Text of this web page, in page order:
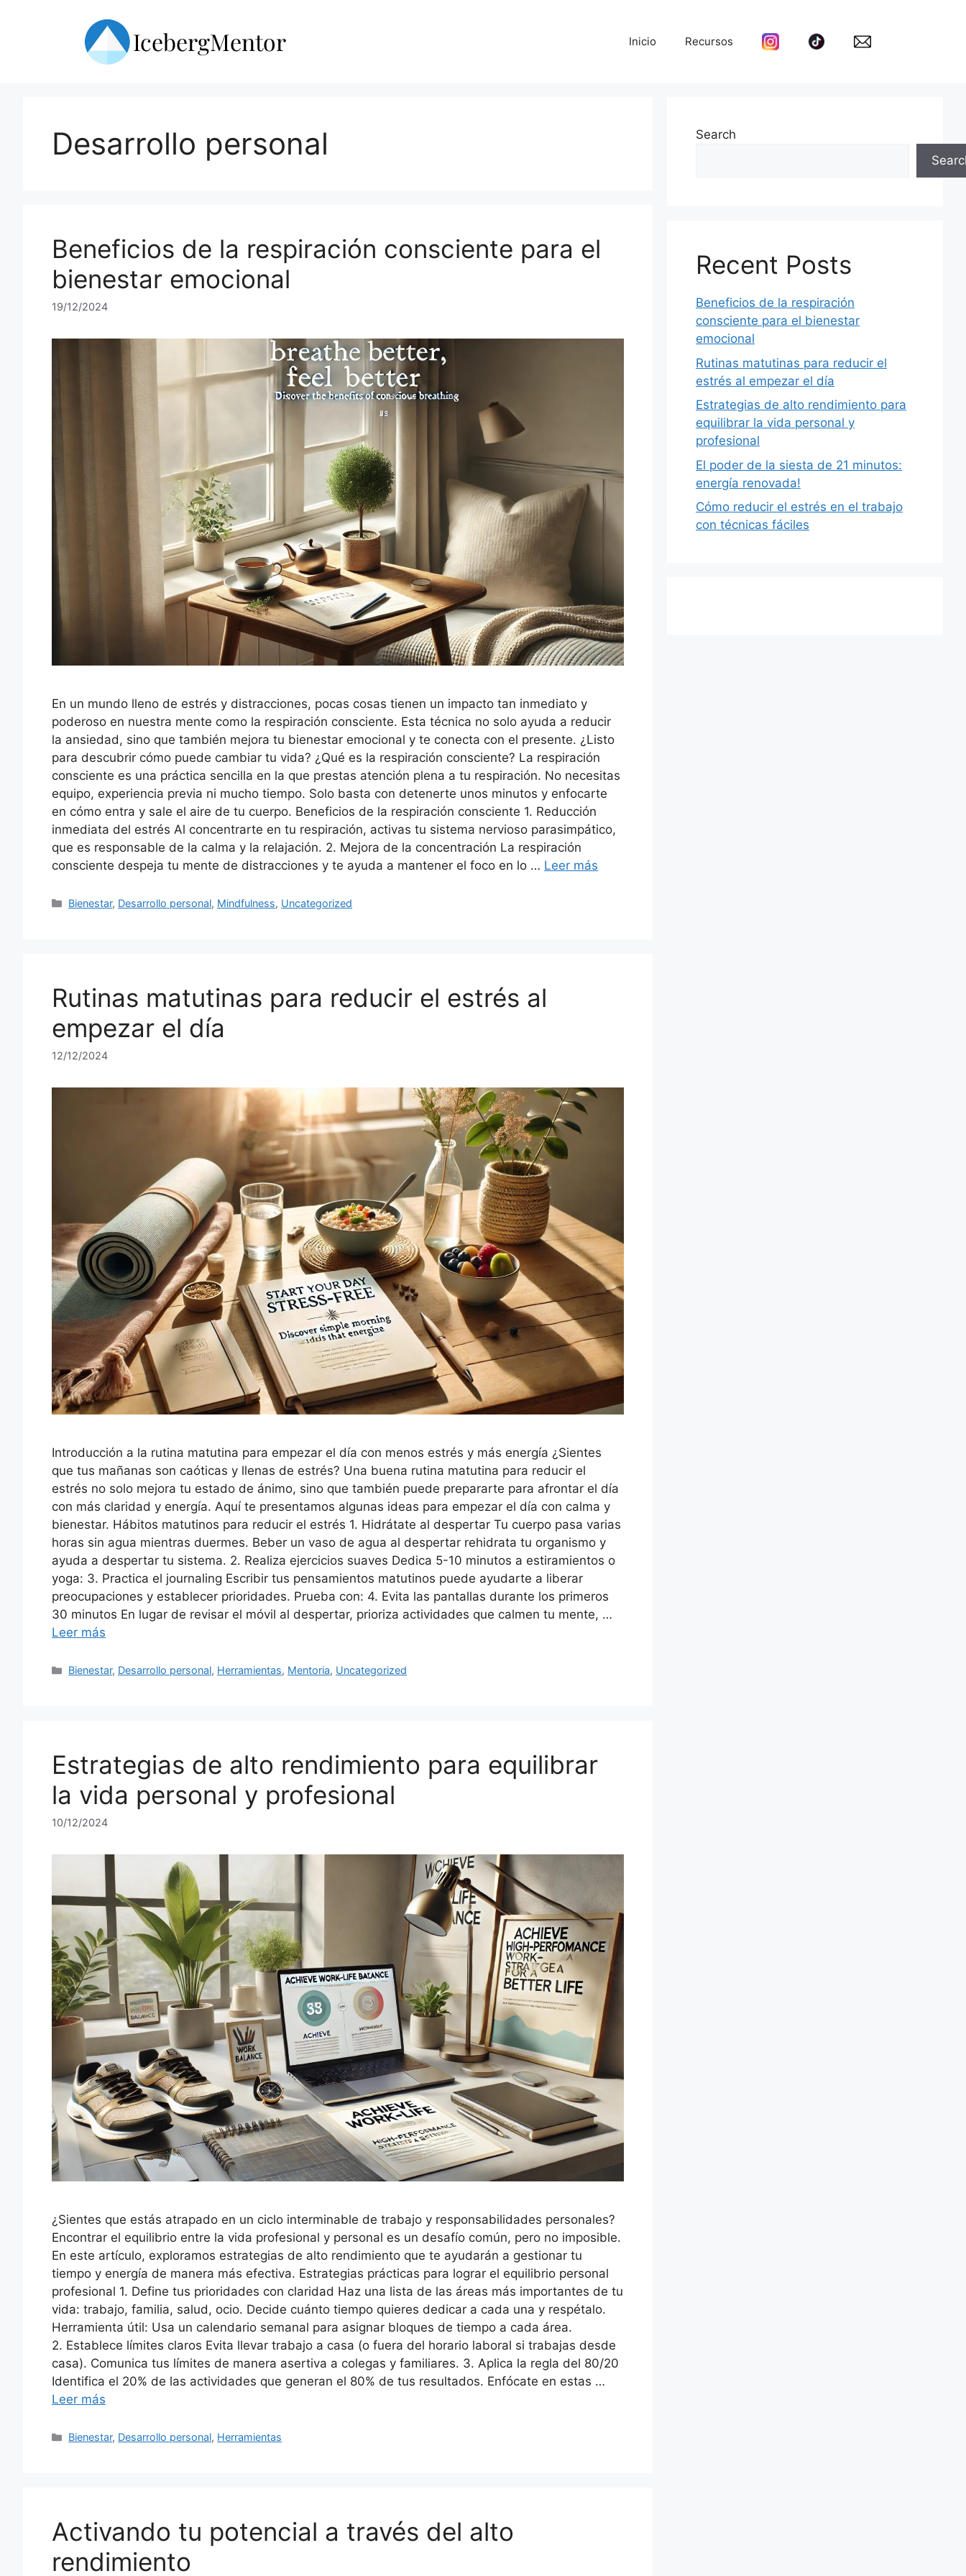
Inicio Recursos
Desarrollo personal
Beneficios de la respiración consciente para el
bienestar emocional
19/12/2024
En un mundo lleno de estrés y distracciones, pocas cosas tienen un impacto tan inmediato y
poderoso en nuestra mente como la respiración consciente. Esta técnica no solo ayuda a reducir
la ansiedad, sino que también mejora tu bienestar emocional y te conecta con el presente. ¿Listo
para descubrir cómo puede cambiar tu vida? ¿Qué es la respiración consciente? La respiración
consciente es una práctica sencilla en la que prestas atención plena a tu respiración. No necesitas
equipo, experiencia previa ni mucho tiempo. Solo basta con detenerte unos minutos y enfocarte
en cómo entra y sale el aire de tu cuerpo. Beneficios de la respiración consciente 1. Reducción
inmediata del estrés Al concentrarte en tu respiración, activas tu sistema nervioso parasimpático,
que es responsable de la calma y la relajación. 2. Mejora de la concentración La respiración
consciente despeja tu mente de distracciones y te ayuda a mantener el foco en lo … Leer más
Categories
Bienestar, Desarrollo personal, Mindfulness, Uncategorized
Rutinas matutinas para reducir el estrés al
empezar el día
12/12/2024
Introducción a la rutina matutina para empezar el día con menos estrés y más energía ¿Sientes
que tus mañanas son caóticas y llenas de estrés? Una buena rutina matutina para reducir el
estrés no solo mejora tu estado de ánimo, sino que también puede prepararte para afrontar el día
con más claridad y energía. Aquí te presentamos algunas ideas para empezar el día con calma y
bienestar. Hábitos matutinos para reducir el estrés 1. Hidrátate al despertar Tu cuerpo pasa varias
horas sin agua mientras duermes. Beber un vaso de agua al despertar rehidrata tu organismo y
ayuda a despertar tu sistema. 2. Realiza ejercicios suaves Dedica 5-10 minutos a estiramientos o
yoga: 3. Practica el journaling Escribir tus pensamientos matutinos puede ayudarte a liberar
preocupaciones y establecer prioridades. Prueba con: 4. Evita las pantallas durante los primeros
30 minutos En lugar de revisar el móvil al despertar, prioriza actividades que calmen tu mente, …
Leer más
Categories
Bienestar, Desarrollo personal, Herramientas, Mentoria, Uncategorized
Estrategias de alto rendimiento para equilibrar
la vida personal y profesional
10/12/2024
¿Sientes que estás atrapado en un ciclo interminable de trabajo y responsabilidades personales?
Encontrar el equilibrio entre la vida profesional y personal es un desafío común, pero no imposible.
En este artículo, exploramos estrategias de alto rendimiento que te ayudarán a gestionar tu
tiempo y energía de manera más efectiva. Estrategias prácticas para lograr el equilibrio personal
profesional 1. Define tus prioridades con claridad Haz una lista de las áreas más importantes de tu
vida: trabajo, familia, salud, ocio. Decide cuánto tiempo quieres dedicar a cada una y respétalo.
Herramienta útil: Usa un calendario semanal para asignar bloques de tiempo a cada área.
2. Establece límites claros Evita llevar trabajo a casa (o fuera del horario laboral si trabajas desde
casa). Comunica tus límites de manera asertiva a colegas y familiares. 3. Aplica la regla del 80/20
Identifica el 20% de las actividades que generan el 80% de tus resultados. Enfócate en estas …
Leer más
Categories
Bienestar, Desarrollo personal, Herramientas
Activando tu potencial a través del alto
rendimiento
Search
Recent Posts
Beneficios de la respiración
consciente para el bienestar
emocional
Rutinas matutinas para reducir el
estrés al empezar el día
Estrategias de alto rendimiento para
equilibrar la vida personal y
profesional
El poder de la siesta de 21 minutos:
energía renovada!
Cómo reducir el estrés en el trabajo
con técnicas fáciles